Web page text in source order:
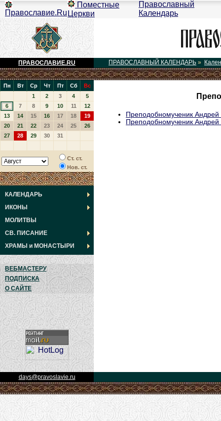
Православие.Ru
Поместные
Церкви
Православный
Календарь
ПРАВОСЛАВИЕ.RU ПРАВОСЛАВНЫЙ КАЛЕНДАРЬ »
Пн Вт Ср Чт Пт Сб
Вс
1
2 3 4
5
6
7 8 9 10 11
12
13
14 15 16 17 18
19
20
21 22 23 24 25
26
27
28 29 30 31
Ст. ст.
Нов. ст.
КАЛЕНДАРЬ
ИКОНЫ
МОЛИТВЫ
СВ. ПИСАНИЕ
ХРАМЫ и МОНАСТЫРИ
ВЕБМАСТЕРУ
ПОДПИСКА
О САЙТЕ
Преподобномученик Андрей
Преподобномученик Андрей
days@pravoslavie.ru